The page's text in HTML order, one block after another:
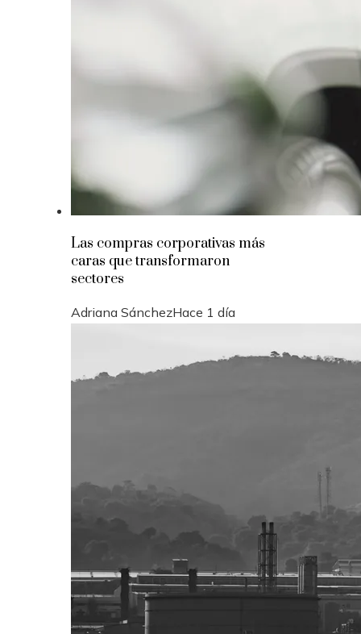
Las compras corporativas más
caras que transformaron
sectores
Adriana SánchezHace 1 día